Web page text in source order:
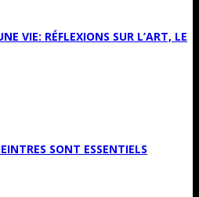
VIE: RÉFLEXIONS SUR L’ART, LE
SONT ESSENTIELS